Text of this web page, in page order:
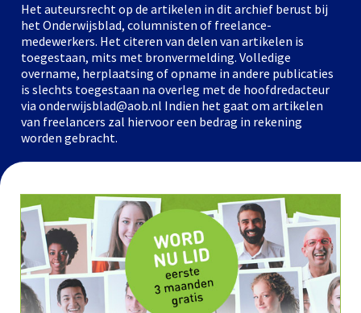
Het auteursrecht op de artikelen in dit archief berust bij
het Onderwijsblad, columnisten of freelance-
medewerkers. Het citeren van delen van artikelen is
toegestaan, mits met bronvermelding. Volledige
overname, herplaatsing of opname in andere publicaties
is slechts toegestaan na overleg met de hoofdredacteur
via onderwijsblad@aob.nl Indien het gaat om artikelen
van freelancers zal hiervoor een bedrag in rekening
worden gebracht.